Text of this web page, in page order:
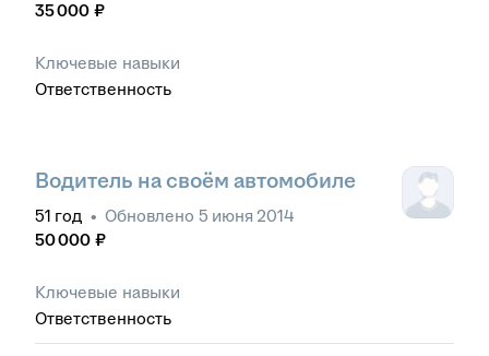
35 000 ₽
Ключевые навыки
Ответственность
Водитель на своём автомобиле
51 год • Обновлено 5 июня 2014
50 000 ₽
Ключевые навыки
Ответственность